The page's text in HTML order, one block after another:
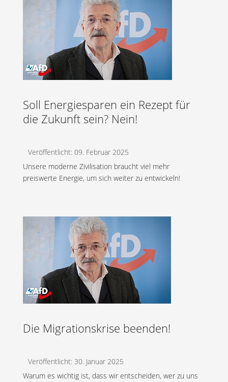
Soll Energiesparen ein Rezept für
die Zukunft sein? Nein!
Veröffentlicht: 09. Februar 2025
Unsere moderne Zivilisation braucht viel mehr
preiswerte Energie, um sich weiter zu entwickeln!
Die Migrationskrise beenden!
Veröffentlicht: 30. Januar 2025
Warum es wichtig ist, dass wir entscheiden, wer zu uns